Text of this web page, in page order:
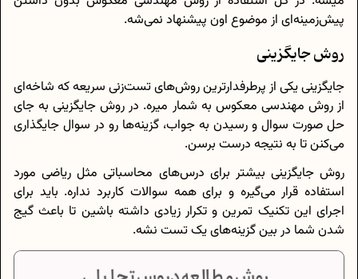
پیش‌زمینه‌ای از موضوع اون پیشنهاد نمی‌شه.
روش جایگزینی
جایگزینی یکی از پرطرفدارترین روش‌های تست‌زنی سریعه که شاخه‌ای
از روش مهندسی معکوس به شمار میره. در روش جایگزینی به جای
حل صورت سوال و رسیدن به جواب، گزینه‌ها رو در سوال جایگذاری
می‌کنن تا به نتیجه درست برسن.
روش جایگزینی بیشتر برای درس‌های محاسباتی مثل ریاضی مورد
استفاده قرار می‌گیره و برای همه سوالات کاربرد نداره. باید برای
اجرای این تکنیک تمرین و تکرار زیادی داشته باشین تا باعث گیج
شدن شما در بین گزینه‌های یک تست نشه.